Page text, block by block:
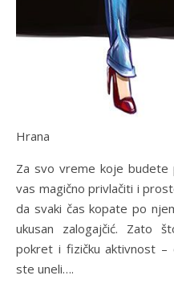
Hrana
Za svo vreme koje budete
vas magično privlačiti i
da svaki čas kopate po
ukusan zalogajčić. Zato
pokret i fizičku aktivnost –
ste uneli….